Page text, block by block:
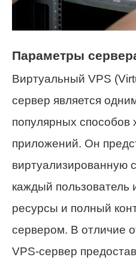
Параметры
Виртуальный VPS
сервер является
популярных способов
приложений. Он
виртуализированную
каждый
ресурсы и полный
сервером. В отличие
VPS-сервер